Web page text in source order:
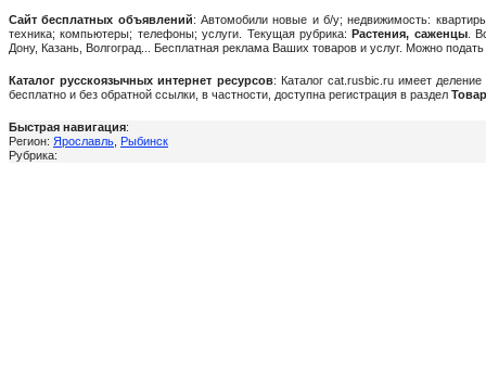
Сайт бесплатных объявлений: Автомобили новые и б/у; недвижимость:
техника; компьютеры; телефоны; услуги. Текущая рубрика:Растения, саженцы.
Дону, Казань, Волгоград... Бесплатная реклама Ваших товаров и услуг. Можно
Каталог русскоязычных интернет ресурсов: Каталог cat.rusbic.ru имеет
бесплатно и без обратной ссылки, в частности, доступна регистрация в раздел
Быстрая навигация:
Регион: Ярославль Рыбинск
Рубрика: